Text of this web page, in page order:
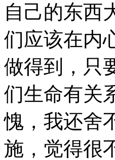
自己的东西
们应该在内
做得到，只
们生命有关
愧，我还舍
施，觉得很